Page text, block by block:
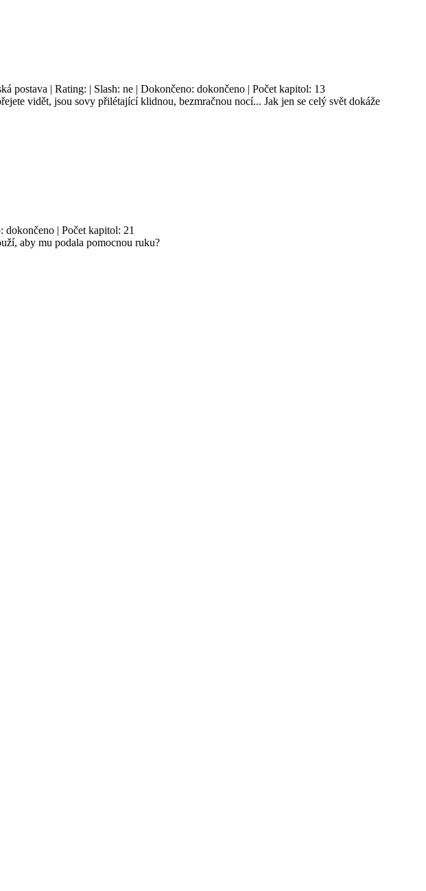
postava | Rating: | Slash: ne | Dokončeno: dokončeno | Počet kapitol: 13
vidět, jsou sovy přilétající klidnou, bezmračnou nocí... Jak jen se celý svět dokáže
dokončeno | Počet kapitol: 21
aby mu podala pomocnou ruku?